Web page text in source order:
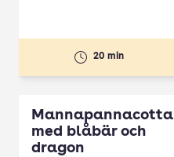
20 min
Mannapannacotta
med blåbär och
dragon